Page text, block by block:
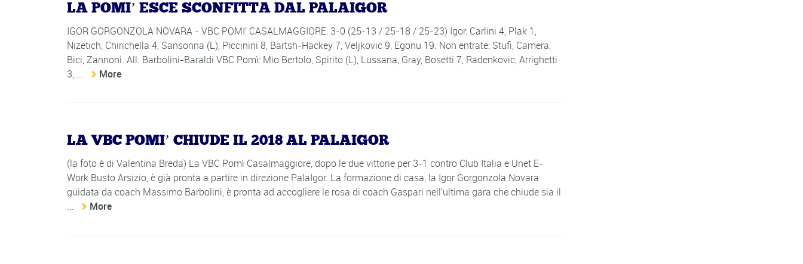
LA POMI’ ESCE SCONFITTA DAL PALAIGOR
IGOR GORGONZOLA NOVARA - VBC POMI' CASALMAGGIORE: 3-0 (25-13 / 25-18 / 25-23) Igor: Carlini 4, Plak 1,
Nizetich, Chirichella 4, Sansonna (L), Piccinini 8, Bartsh-Hackey 7, Veljkovic 9, Egonu 19. Non entrate: Stufi, Camera,
Bici, Zannoni. All. Barbolini-Baraldi VBC Pomì: Mio Bertolo, Spirito (L), Lussana, Gray, Bosetti 7, Radenkovic, Arrighetti
3, ...
More
LA VBC POMI’ CHIUDE IL 2018 AL PALAIGOR
(la foto è di Valentina Breda) La VBC Pomì Casalmaggiore, dopo le due vittorie per 3-1 contro Club Italia e Unet E-
Work Busto Arsizio, è già pronta a partire in direzione PalaIgor. La formazione di casa, la Igor Gorgonzola Novara
guidata da coach Massimo Barbolini, è pronta ad accogliere le rosa di coach Gaspari nell'ultima gara che chiude sia il
...
More